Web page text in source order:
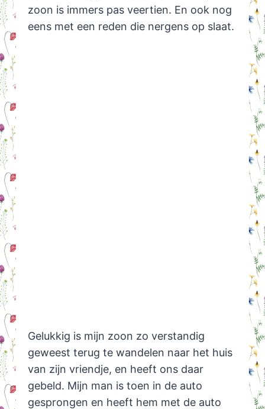
zoon is immers pas veertien. En ook nog
eens met een reden die nergens op slaat.
Gelukkig is mijn zoon zo verstandig
geweest terug te wandelen naar het huis
van zijn vriendje, en heeft ons daar
gebeld. Mijn man is toen in de auto
gesprongen en heeft hem met de auto